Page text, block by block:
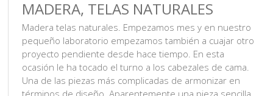
MADERA, TELAS NATURALES
Madera telas naturales. Empezamos mes y en nuestro
pequeño laboratorio empezamos también a cuajar otro
proyecto pendiente desde hace tiempo. En esta
ocasión le ha tocado el turno a los cabezales de cama.
Una de las piezas más complicadas de armonizar en